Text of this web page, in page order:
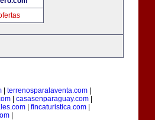
terrenosparalaventa.com
| casasenparaguay.com|
fincaturistica.com
|